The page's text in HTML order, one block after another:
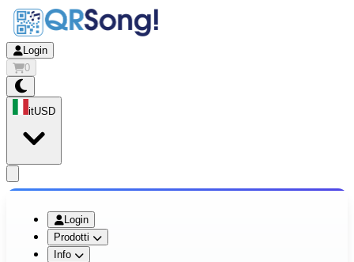
Login
0
itUSD
Login
Prodotti
Info